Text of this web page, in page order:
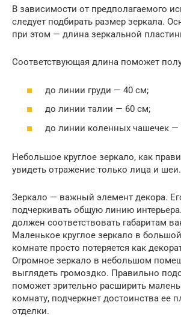
В зависимости от предполагаемого
следует подбирать размер зеркала.
при этом — длина зеркальной
Соответствующая длина поможет
до линии груди — 40 см;
до линии талии — 60 см;
до линии коленных чашечек —
Небольшое круглое зеркало, как
увидеть отражение только лица и шеи.
Зеркало — важный элемент декора.
подчеркивать общую линию
должен соответствовать габаритам
Маленькое круглое зеркало в
комнате просто потеряется как
Огромное зеркало в небольшом
выглядеть громоздко. Правильно
поможет зрительно расширить
комнату, подчеркнет достоинства ее
отделки.